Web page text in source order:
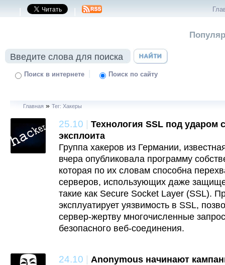
| |
Поиск в интернете | Поиск по сайту
Главная » Тег: Хакеры
25.10 | Технология SSL под ударом
эксплоита
Группа хакеров из Германии,
вчера опубликовала программу
которая по их словам способна
серверов, использующих даже
такие как Secure Socket Layer (SSL).
эксплуатирует уязвимость в SSL,
сервер-жертву многочисленные
безопасного веб-соединения.
24.10 | Anonymous начинают